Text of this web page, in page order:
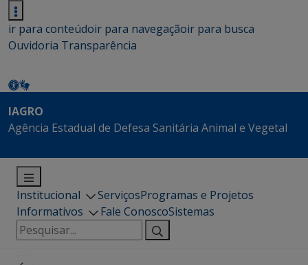
ir para conteúdoir para navegaçãoir para busca
Ouvidoria Transparência
IAGRO
Agência Estadual de Defesa Sanitária Animal e Vegetal
Institucional ServiçosProgramas e Projetos
Informativos
Fale ConoscoSistemas
Pesquisar
por: